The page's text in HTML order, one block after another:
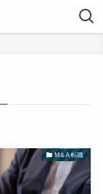
M＆A 転職